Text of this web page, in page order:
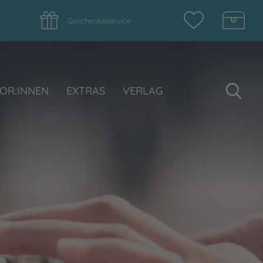
Geschenkeservice
EXTRAS VERLAG